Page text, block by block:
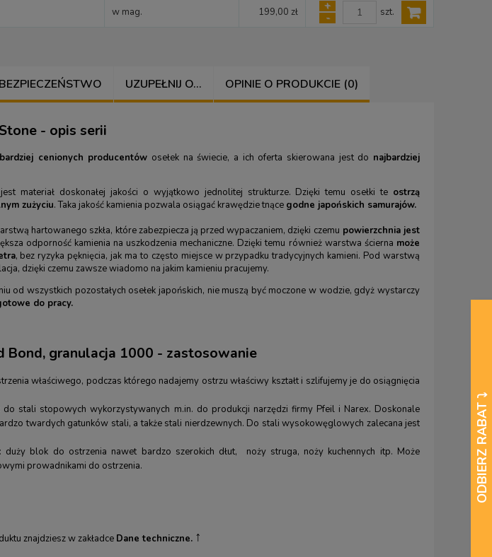
w mag. 199,00 zł
+
-
szt.
BEZPIECZEŃSTWO UZUPEŁNIJ O... OPINIE O PRODUKCIE (0)
- opis serii
cenionych producentów osełek na świecie, a ich oferta skierowana jest do najbardziej
materiał doskonałej jakości o wyjątkowo jednolitej strukturze. Dzięki temu osełki te ostrzą
zużyciu. Taka jakość kamienia pozwala osiągać krawędzie tnące godne japońskich samurajów.
hartowanego szkła, które zabezpiecza ją przed wypaczaniem, dzięki czemu powierzchnia jest
odporność kamienia na uszkodzenia mechaniczne. Dzięki temu również warstwa ścierna może
, bez ryzyka pęknięcia, jak ma to często miejsce w przypadku tradycyjnych kamieni. Pod warstwą
dzięki czemu zawsze wiadomo na jakim kamieniu pracujemy.
od wszystkich pozostałych osełek japońskich, nie muszą być moczone w wodzie, gdyż wystarczy
do pracy.
Bond, granulacja 1000 - zastosowanie
właściwego, podczas którego nadajemy ostrzu właściwy kształt i szlifujemy je do osiągnięcia
do stali stopowych wykorzystywanych m.in. do produkcji narzędzi firmy Pfeil i Narex. Doskonale
twardych gatunków stali, a także stali nierdzewnych. Do stali wysokowęglowych zalecana jest
duży blok do ostrzenia nawet bardzo szerokich dłut, noży struga, noży kuchennych itp. Może
prowadnikami do ostrzenia.
znajdziesz w zakładce Dane techniczne. ↑